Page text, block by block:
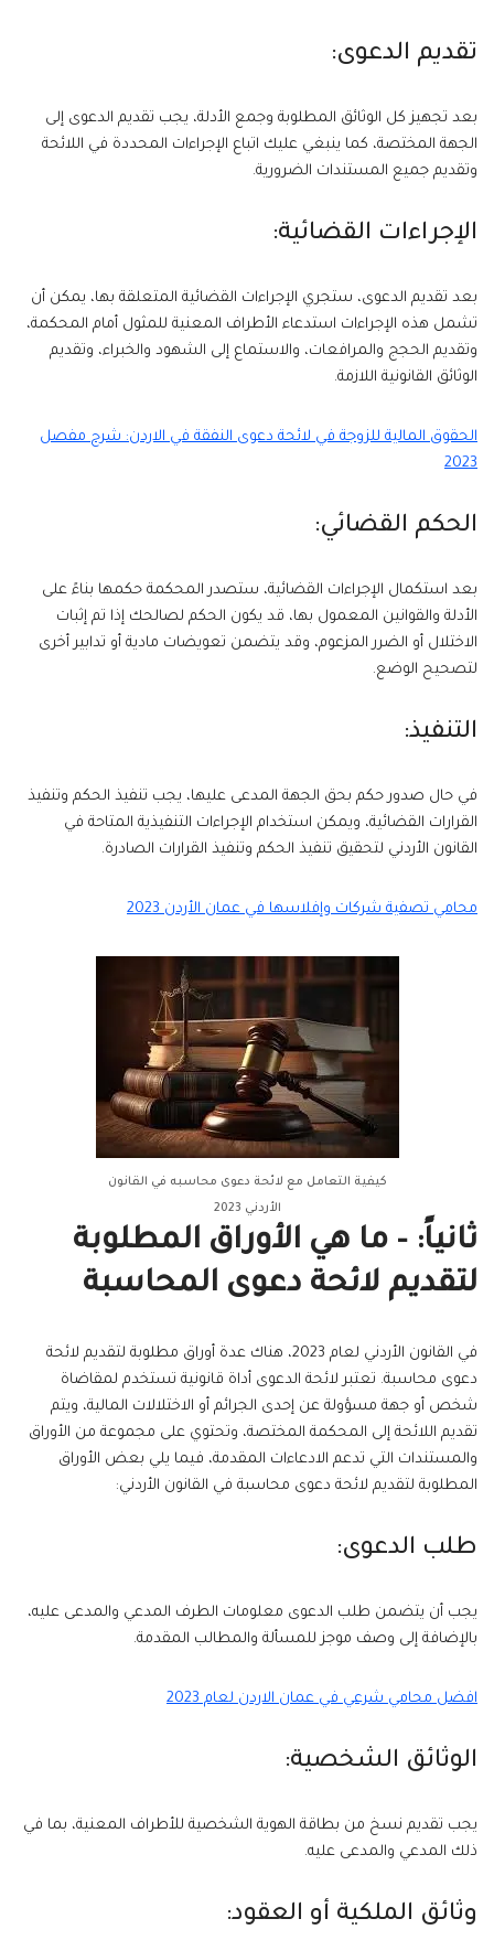
تقديم الدعوى:
بعد تجهيز كل الوثائق المطلوبة وجمع الأدلة، يجب تقديم الدعوى إلى
الجهة المختصة، كما ينبغي عليك اتباع الإجراءات المحددة في اللائحة
وتقديم جميع المستندات الضرورية.
الإجراءات القضائية:
بعد تقديم الدعوى، ستجري الإجراءات القضائية المتعلقة بها، يمكن أن
تشمل هذه الإجراءات استدعاء الأطراف المعنية للمثول أمام المحكمة،
وتقديم الحجج والمرافعات، والاستماع إلى الشهود والخبراء، وتقديم
الوثائق القانونية اللازمة.
الحقوق المالية للزوجة في لائحة دعوى النفقة في الاردن: شرح مفصل
2023
الحكم القضائي:
بعد استكمال الإجراءات القضائية، ستصدر المحكمة حكمها بناءً على
الأدلة والقوانين المعمول بها، قد يكون الحكم لصالحك إذا تم إثبات
الاختلال أو الضرر المزعوم، وقد يتضمن تعويضات مادية أو تدابير أخرى
لتصحيح الوضع.
التنفيذ:
في حال صدور حكم بحق الجهة المدعى عليها، يجب تنفيذ الحكم وتنفيذ
القرارات القضائية، ويمكن استخدام الإجراءات التنفيذية المتاحة في
القانون الأردني لتحقيق تنفيذ الحكم وتنفيذ القرارات الصادرة.
محامي تصفية شركات وإفلاسها في عمان الأردن 2023
كيفية التعامل مع لائحة دعوى محاسبه في القانون
الأردني 2023
ثانياً: – ما هي الأوراق المطلوبة
لتقديم لائحة دعوى المحاسبة
في القانون الأردني لعام 2023، هناك عدة أوراق مطلوبة لتقديم لائحة
دعوى محاسبة. تعتبر لائحة الدعوى أداة قانونية تستخدم لمقاضاة
شخص أو جهة مسؤولة عن إحدى الجرائم أو الاختلالات المالية، ويتم
تقديم اللائحة إلى المحكمة المختصة، وتحتوي على مجموعة من الأوراق
والمستندات التي تدعم الادعاءات المقدمة، فيما يلي بعض الأوراق
المطلوبة لتقديم لائحة دعوى محاسبة في القانون الأردني:
طلب الدعوى:
يجب أن يتضمن طلب الدعوى معلومات الطرف المدعي والمدعى عليه،
بالإضافة إلى وصف موجز للمسألة والمطالب المقدمة.
افضل محامي شرعي في عمان الاردن لعام 2023
الوثائق الشخصية:
يجب تقديم نسخ من بطاقة الهوية الشخصية للأطراف المعنية، بما في
ذلك المدعي والمدعى عليه.
وثائق الملكية أو العقود: